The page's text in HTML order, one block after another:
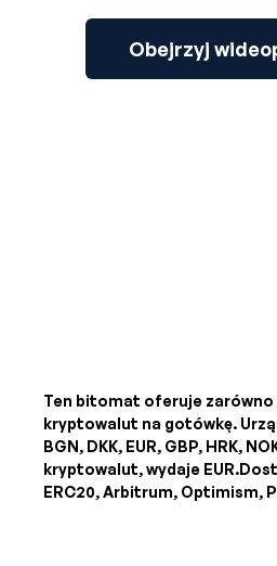
Obejrzyj
Ten bitomat oferuje zarówno
kryptowalut na gotówkę.
BGN, DKK, EUR, GBP, HRK,
kryptowalut, wydaje EUR
ERC20, Arbitrum, Optimism,